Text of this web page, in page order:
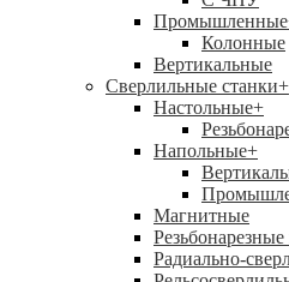
Промышленные
Колонные
Вертикальные
Сверлильные станки+
Настольные+
Напольные+
Магнитные
Радиально-